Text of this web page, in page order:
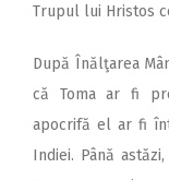
Trupul lui Hristos
După Înălţarea
că Toma ar fi
apocrifă el ar fi
Indiei. Până